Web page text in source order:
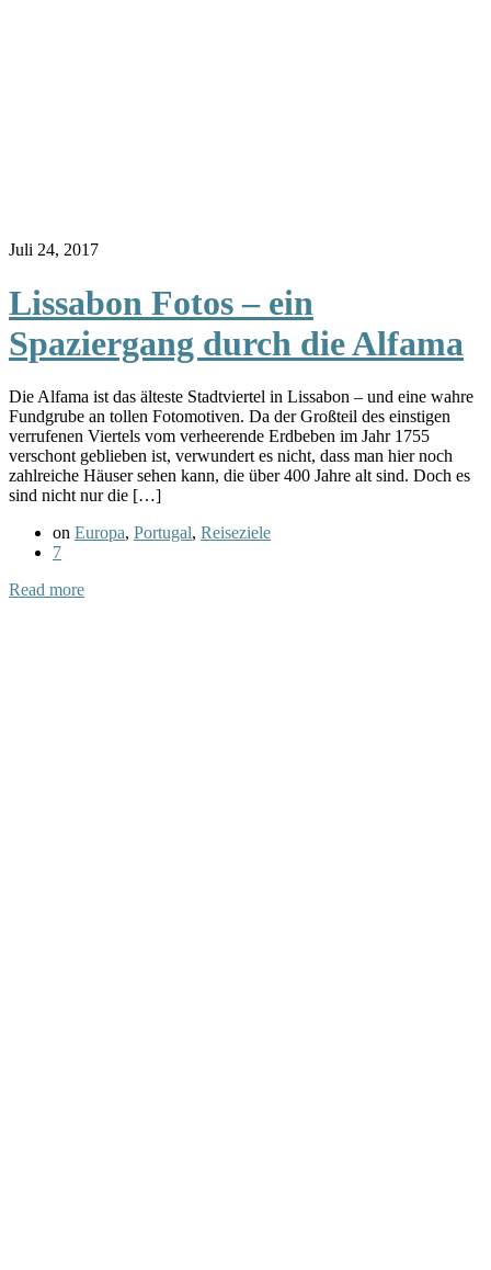
Juli 24, 2017
Lissabon Fotos – ein
Spaziergang durch die Alfama
Die Alfama ist das älteste Stadtviertel in Lissabon – und eine wahre
Fundgrube an tollen Fotomotiven. Da der Großteil des einstigen
verrufenen Viertels vom verheerende Erdbeben im Jahr 1755
verschont geblieben ist, verwundert es nicht, dass man hier noch
zahlreiche Häuser sehen kann, die über 400 Jahre alt sind. Doch es
sind nicht nur die […]
on Europa, Portugal, Reiseziele
7
Read more